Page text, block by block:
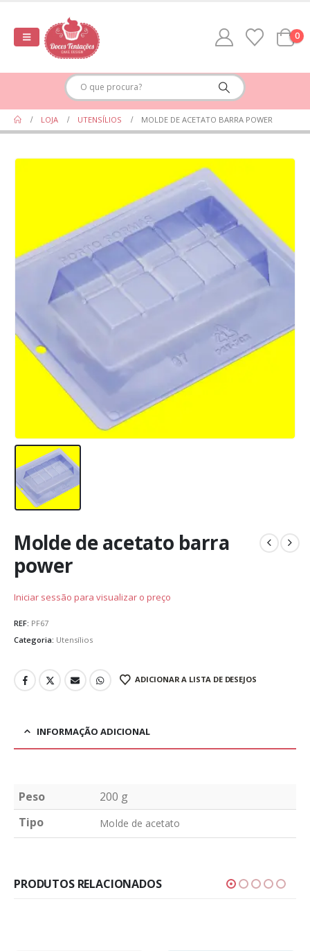
0
LOJA UTENSÍLIOS MOLDE DE ACETATO BARRA POWER
Molde de acetato barra
power
Iniciar sessão para visualizar o preço
REF: PF67
Categoria: Utensílios
ADICIONAR A LISTA DE DESEJOS
INFORMAÇÃO ADICIONAL
Peso
200 g
Tipo
Molde de acetato
PRODUTOS RELACIONADOS